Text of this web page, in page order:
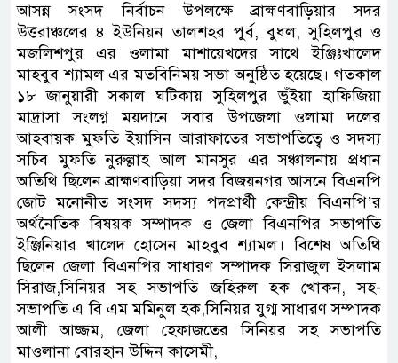
আসন্ন সংসদ নির্বাচন উপলক্ষে ব্রাহ্মণবাড়িয়ার সদর
উত্তরাঞ্চলের ৪ ইউনিয়ন তালশহর পুর্ব, বুধল, সুহিলপুর ও
মজলিশপুর এর ওলামা মাশায়েখদের সাথে ইঞ্জিঃখালেদ
মাহবুব শ্যামল এর মতবিনিময় সভা অনুষ্ঠিত হয়েছে। গতকাল
১৮ জানুয়ারী সকাল ঘটিকায় সুহিলপুর ভুঁইয়া হাফিজিয়া
মাদ্রাসা সংলগ্ন ময়দানে সবার উপজেলা ওলামা দলের
আহবায়ক মুফতি ইয়াসিন আরাফাতের সভাপতিত্বে ও সদস্য
সচিব মুফতি নুরুল্লাহ আল মানসুর এর সঞ্চালনায় প্রধান
অতিথি ছিলেন ব্রাহ্মণবাড়িয়া সদর বিজয়নগর আসনে বিএনপি
জোট মনোনীত সংসদ সদস্য পদপ্রার্থী কেন্দ্রীয় বিএনপি’র
অর্থনৈতিক বিষয়ক সম্পাদক ও জেলা বিএনপির সভাপতি
ইঞ্জিনিয়ার খালেদ হোসেন মাহবুব শ্যামল। বিশেষ অতিথি
ছিলেন জেলা বিএনপির সাধারণ সম্পাদক সিরাজুল ইসলাম
সিরাজ,সিনিয়র সহ সভাপতি জহিরুল হক খোকন, সহ-
সভাপতি এ বি এম মমিনুল হক,সিনিয়র যুগ্ম সাধারণ সম্পাদক
আলী আজ্জম, জেলা হেফাজতের সিনিয়র সহ সভাপতি
মাওলানা বোরহান উদ্দিন কাসেমী,